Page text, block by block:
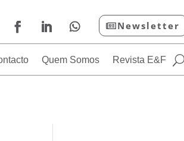
Newsletter
Quem Somos Revista E&F